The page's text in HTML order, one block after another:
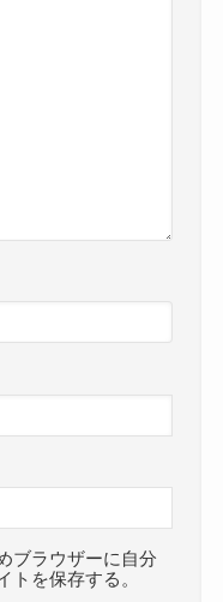
ブラウザーに自分
トを保存する。